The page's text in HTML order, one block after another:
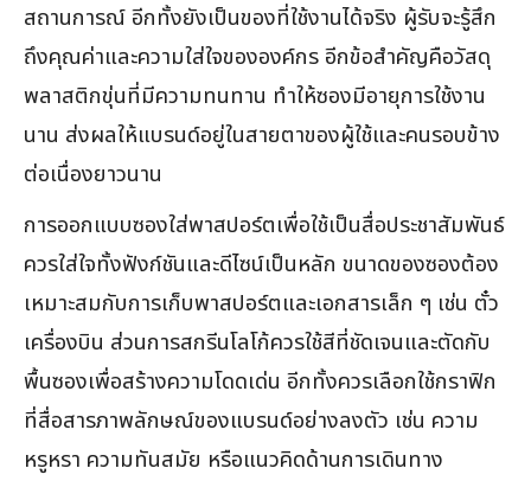
สถานการณ์ อีกทั้งยังเป็นของที่ใช้งานได้จริง ผู้รับจะรู้สึก
ถึงคุณค่าและความใส่ใจขององค์กร อีกข้อสำคัญคือวัสดุ
พลาสติกขุ่นที่มีความทนทาน ทำให้ซองมีอายุการใช้งาน
นาน ส่งผลให้แบรนด์อยู่ในสายตาของผู้ใช้และคนรอบข้าง
ต่อเนื่องยาวนาน
การออกแบบซองใส่พาสปอร์ตเพื่อใช้เป็นสื่อประชาสัมพันธ์
ควรใส่ใจทั้งฟังก์ชันและดีไซน์เป็นหลัก ขนาดของซองต้อง
เหมาะสมกับการเก็บพาสปอร์ตและเอกสารเล็ก ๆ เช่น ตั๋ว
เครื่องบิน ส่วนการสกรีนโลโก้ควรใช้สีที่ชัดเจนและตัดกับ
พื้นซองเพื่อสร้างความโดดเด่น อีกทั้งควรเลือกใช้กราฟิก
ที่สื่อสารภาพลักษณ์ของแบรนด์อย่างลงตัว เช่น ความ
หรูหรา ความทันสมัย หรือแนวคิดด้านการเดินทาง